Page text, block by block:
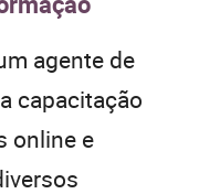
agente de
capacitação
online e